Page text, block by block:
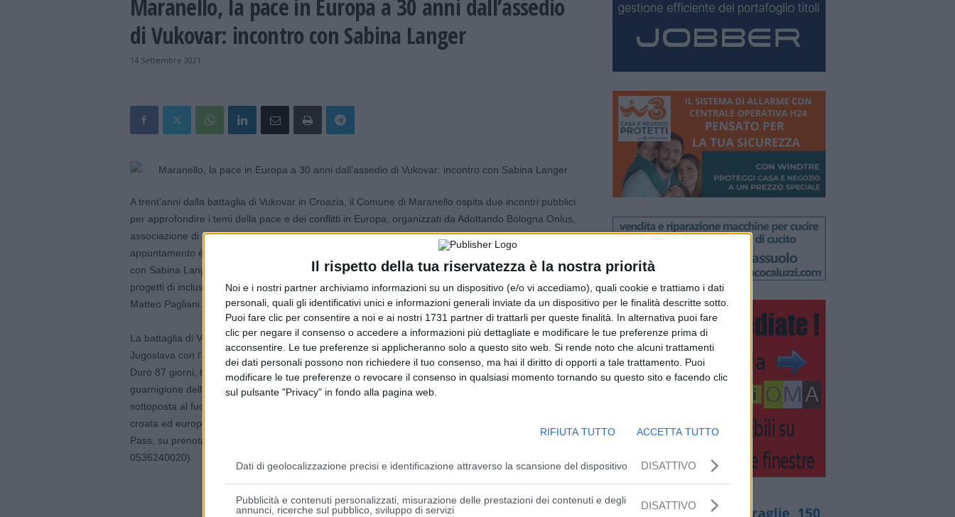
Il rispetto della tua riservatezza è la nostra priorità
Noi e i nostri partner archiviamo informazioni su un dispositivo (e/o vi accediamo), quali cookie e trattiamo i dati
personali, quali gli identificativi unici e informazioni generali inviate da un dispositivo per le finalità descritte sotto.
Puoi fare clic per consentire a noi e ai nostri 1731 partner di trattarli per queste finalità. In alternativa puoi fare
clic per negare il consenso o accedere a informazioni più dettagliate e modificare le tue preferenze prima di
acconsentire. Le tue preferenze si applicheranno solo a questo sito web. Si rende noto che alcuni trattamenti
dei dati personali possono non richiedere il tuo consenso, ma hai il diritto di opporti a tale trattamento. Puoi
modificare le tue preferenze o revocare il consenso in qualsiasi momento tornando su questo sito e facendo clic
sul pulsante "Privacy" in fondo alla pagina web.
RIFIUTA TUTTO ACCETTA TUTTO
Dati di geolocalizzazione precisi e identificazione attraverso la scansione del dispositivo DISATTIVO
Pubblicità e contenuti personalizzati, misurazione delle prestazioni dei contenuti e degli
annunci, ricerche sul pubblico, sviluppo di servizi
DISATTIVO
Maranello, la pace in Europa a 30 anni dall’assedio
di Vukovar: incontro con Sabina Langer
14 Settembre 2021
A trent’anni dalla battaglia di Vukovar in Croazia, il Comune di Maranello ospita due incontri pubblici
per approfondire i temi della pace e dei conflitti in Europa, organizzati da Adottando Bologna Onlus,
associazione di sostegno a distanza e progetti di solidarietà che opera in Bosnia Erzegovina. Il primo
appuntamento è in programma venerdì 17 settembre alle ore 20.30 alla Biblioteca Mabic: un incontro
con Sabina Langer, socia fondatrice della Casa delle donne di Milano, attiva da oltre vent’anni in
progetti di inclusione, cittadinanza attiva e nonviolenza in Bosnia Erzegovina. Coordina la serata
Matteo Pagliani.
La battaglia di Vukovar indica l’assedio della città croata di Vukovar da parte dell’Armata Popolare
Jugoslava con l’appoggio di milizie paramilitari serbe nell’ambito della guerra d’indipendenza croata.
Durò 87 giorni, tra l’agosto e il novembre 1991 e si concluse con la sconfitta e il ritiro della locale
guarnigione della Guardia Nazionale Croata e la quasi totale devastazione di Vukovar, pesantemente
sottoposta al fuoco delle artiglierie. Un evento che suscitò un’enorme eco nell’opinione pubblica
croata ed europea: la stampa battezzò Vukovar “la Stalingrado croata”. Ingresso gratuito con Green
Pass, su prenotazione entro le ore 13 di venerdì 17 (cultura@comune.maranello.mo.it tel.
0536240020).